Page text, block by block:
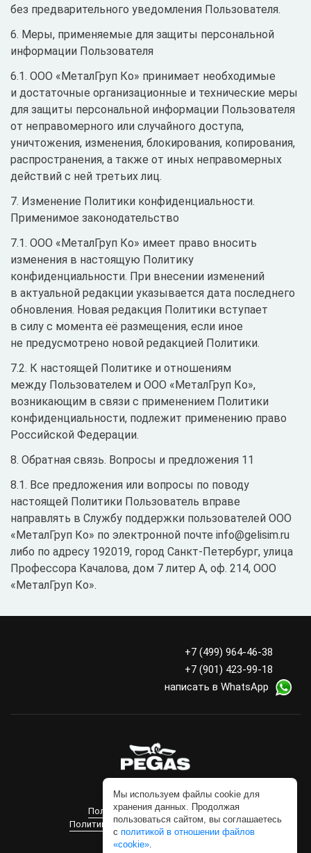
без предварительного уведомления Пользователя.
6. Меры, применяемые для защиты персональной
информации Пользователя
6.1. ООО «МеталГруп Ко» принимает необходимые
и достаточные организационные и технические меры
для защиты персональной информации Пользователя
от неправомерного или случайного доступа,
уничтожения, изменения, блокирования, копирования,
распространения, а также от иных неправомерных
действий с ней третьих лиц.
7. Изменение Политики конфиденциальности.
Применимое законодательство
7.1. ООО «МеталГруп Ко» имеет право вносить
изменения в настоящую Политику
конфиденциальности. При внесении изменений
в актуальной редакции указывается дата последнего
обновления. Новая редакция Политики вступает
в силу с момента её размещения, если иное
не предусмотрено новой редакцией Политики.
7.2. К настоящей Политике и отношениям
между Пользователем и ООО «МеталГруп Ко»,
возникающим в связи с применением Политики
конфиденциальности, подлежит применению право
Российской Федерации.
8. Обратная связь. Вопросы и предложения 11
8.1. Все предложения или вопросы по поводу
настоящей Политики Пользователь вправе
направлять в Службу поддержки пользователей ООО
«МеталГруп Ко» по электронной почте info@gelisim.ru
либо по адресу 192019, город Санкт-Петербург, улица
Профессора Качалова, дом 7 литер А, оф. 214, ООО
«МеталГруп Ко».
+7 (499) 964-46-38
+7 (901) 423-99-18
написать в WhatsApp
Copyright ® 2018-2025
Политика конфиденциальности
Политика в отношении файлов «cookie»
Мы используем файлы cookie для
хранения данных. Продолжая
пользоваться сайтом, вы соглашаетесь
с политикой в отношении файлов
«cookie».